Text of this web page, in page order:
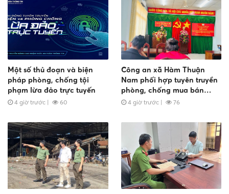
Một số thủ đoạn và biện
pháp phòng, chống tội
phạm lừa đảo trực tuyến
4 giờ trước | 60
Công an xã Hàm Thuận
Nam phối hợp tuyên truyền
phòng, chống mua bán
người
4 giờ trước| 76